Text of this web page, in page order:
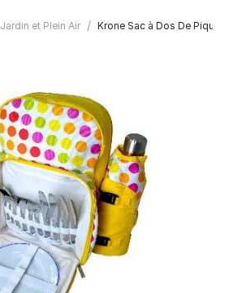
Jardin et Plein Air / Krone Sac à Dos De Pique